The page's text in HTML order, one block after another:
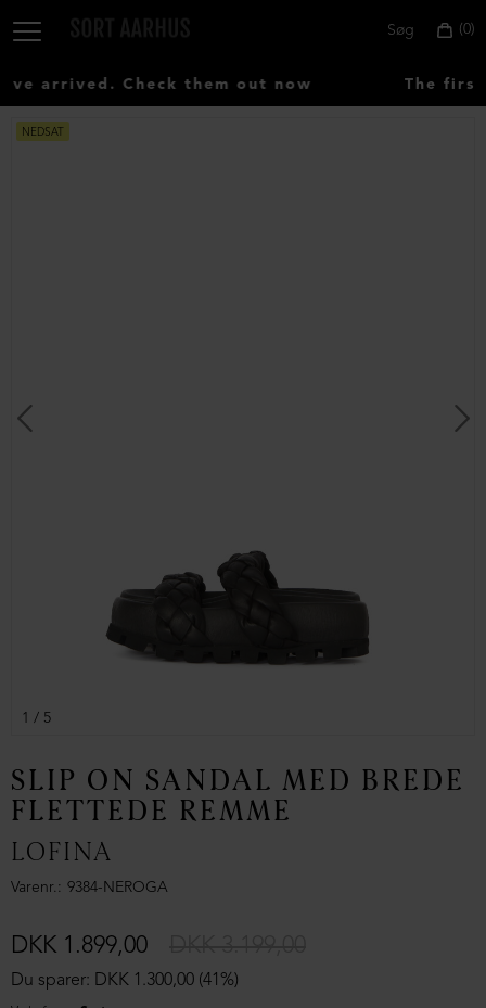
0
Søg
arrived. Check them out now The first
NEDSAT
1 / 5
SLIP ON SANDAL MED BREDE
FLETTEDE REMME
LOFINA
Varenr. 9384-NEROGA
Du sparer: DKK 1.300,00 (41%)
DKK 1.899,00